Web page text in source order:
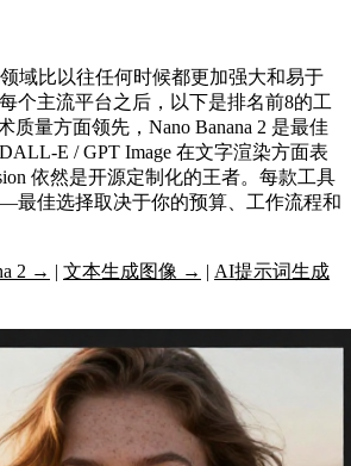
域比以往任何时候都更加强大和易于
个主流平台之后，以下是排名前8的工
质量方面领先， Nano Banana 2 是最佳
DALL-E / GPT Image 在文字渲染方面表
依然是开源定制化的王者。每款工具
佳选择取决于你的预算、工作流程和
2 → | 文本生成图像 → | AI提示词生成